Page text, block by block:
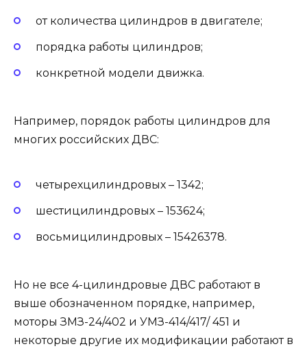
от количества цилиндров в двигателе;
порядка работы цилиндров;
конкретной модели движка.
Например, порядок работы цилиндров для
многих российских ДВС:
четырехцилиндровых – 1342;
шестицилиндровых – 153624;
восьмицилиндровых – 15426378.
Но не все 4-цилиндровые ДВС работают в
выше обозначенном порядке, например,
моторы ЗМЗ-24/402 и УМЗ-414/417/ 451 и
некоторые другие их модификации работают в